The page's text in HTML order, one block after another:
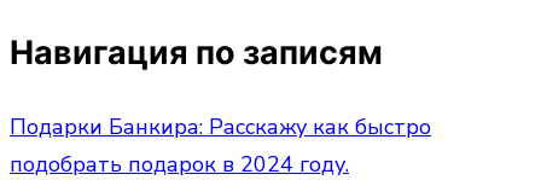
Навигация по записям
Подарки Банкира: Расскажу как быстро
подобрать подарок в 2024 году.